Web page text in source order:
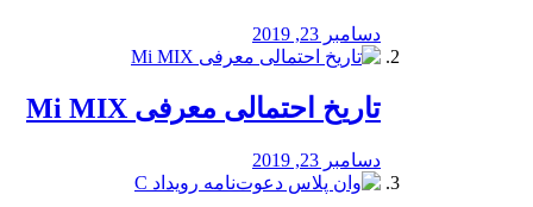
دسامبر 23, 2019
تاریخ احتمالی معرفی Mi MIX
دسامبر 23, 2019